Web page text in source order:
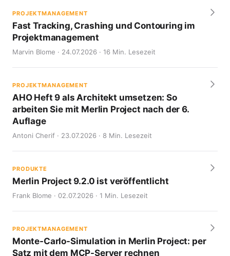
PROJEKTMANAGEMENT
Fast Tracking, Crashing und Contouring im
Projektmanagement
Marvin Blome · 24.07.2026 · 16 Min. Lesezeit
PROJEKTMANAGEMENT
AHO Heft 9 als Architekt umsetzen: So
arbeiten Sie mit Merlin Project nach der 6.
Auflage
Antoni Cherif · 23.07.2026 · 8 Min. Lesezeit
PRODUKTE
Merlin Project 9.2.0 ist veröffentlicht
Frank Blome · 02.07.2026 · 1 Min. Lesezeit
PROJEKTMANAGEMENT
Monte-Carlo-Simulation in Merlin Project: per
Satz mit dem MCP-Server rechnen